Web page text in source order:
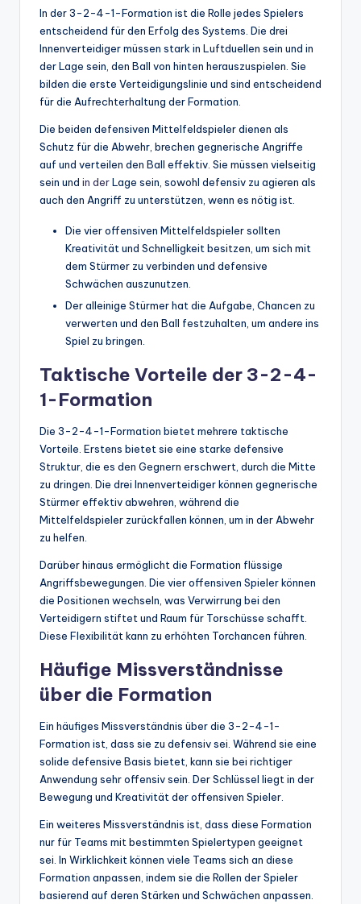
In der 3-2-4-1-Formation ist die Rolle jedes Spielers
entscheidend für den Erfolg des Systems. Die drei
Innenverteidiger müssen stark in Luftduellen sein und in
der Lage sein, den Ball von hinten herauszuspielen. Sie
bilden die erste Verteidigungslinie und sind entscheidend
für die Aufrechterhaltung der Formation.
Die beiden defensiven Mittelfeldspieler dienen als
Schutz für die Abwehr, brechen gegnerische Angriffe
auf und verteilen den Ball effektiv. Sie müssen vielseitig
sein und in derLage sein, sowohl defensiv zu agieren als
auch den Angriff zu unterstützen, wenn es nötig ist.
Die vier offensiven Mittelfeldspieler sollten
Kreativität und Schnelligkeit besitzen, um sich mit
dem Stürmer zu verbinden und defensive
Schwächen auszunutzen.
Der alleinige Stürmer hat die Aufgabe, Chancen zu
verwerten und den Ball festzuhalten, um andere ins
Spiel zu bringen.
Taktische Vorteile der 3-2-4-
1-Formation
Die 3-2-4-1-Formation bietet mehrere taktische
Vorteile. Erstens bietet sie eine starke defensive
Struktur, die es den Gegnern erschwert, durch die Mitte
zu dringen. Die drei Innenverteidiger können gegnerische
Stürmer effektiv abwehren, während die
Mittelfeldspieler zurückfallen können, um in der Abwehr
zu helfen.
Darüber hinaus ermöglicht die Formation flüssige
Angriffsbewegungen. Die vier offensiven Spieler können
die Positionen wechseln, was Verwirrung bei den
Verteidigern stiftet und Raum für Torschüsse schafft.
Diese Flexibilität kann zu erhöhten Torchancen führen.
Häufige Missverständnisse
über die Formation
Ein häufiges Missverständnis über die 3-2-4-1-
Formation ist, dass sie zu defensiv sei. Während sie eine
solide defensive Basis bietet, kann sie bei richtiger
Anwendung sehr offensiv sein. Der Schlüssel liegt in der
Bewegung und Kreativität der offensiven Spieler.
Ein weiteres Missverständnis ist, dass diese Formation
nur für Teams mit bestimmten Spielertypen geeignet
sei. In Wirklichkeit können viele Teams sich an diese
Formation anpassen, indem sie die Rollen der Spieler
basierend auf deren Stärken und Schwächen anpassen.